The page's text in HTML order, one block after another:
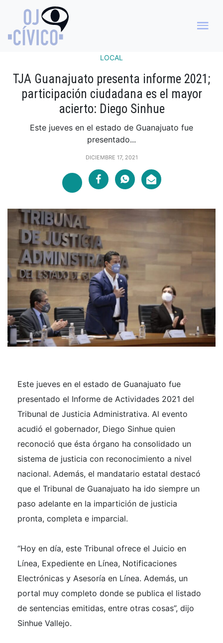
LOCAL
TJA Guanajuato presenta informe 2021;
participación ciudadana es el mayor
acierto: Diego Sinhue
Este jueves en el estado de Guanajuato fue
presentado...
DICIEMBRE 17, 2021
Este jueves en el estado de Guanajuato fue
presentado el Informe de Actividades 2021 del
Tribunal de Justicia Administrativa. Al evento
acudió el gobernador, Diego Sinhue quien
reconoció que ésta órgano ha consolidado un
sistema de justicia con reconocimiento a nivel
nacional. Además, el mandatario estatal destacó
que el Tribunal de Guanajuato ha ido siempre un
paso adelante en la impartición de justicia
pronta, completa e imparcial.
“Hoy en día, este Tribunal ofrece el Juicio en
Línea, Expediente en Línea, Notificaciones
Electrónicas y Asesoría en Línea. Además, un
portal muy completo donde se publica el listado
de sentencias emitidas, entre otras cosas”, dijo
Sinhue Vallejo.